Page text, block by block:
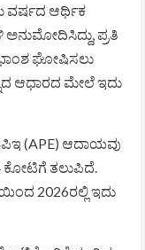
ವರ್ಷದ ಆರ್ಥಿಕ
ಪ್ರತಿ
ಘೋಷಿಸಲು
ಆಧಾರದ ಮೇಲೆ ಇದು
(APE) ಆದಾಯವು
ಕೋಟಿಗೆ ತಲುಪಿದೆ.
2026ರಲ್ಲಿ ಇದು